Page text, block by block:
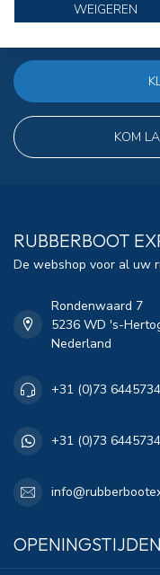
ons aan het juiste
boten in verschillende
KOM
RUBBERBOOT
De webshop voor al uw
Rondenwaard 7
5236 WD 's-
Nederland
+31 (0)73 6445734
+31 (0)73 6445734
OPENINGSTIJDEN
WEIGEREN